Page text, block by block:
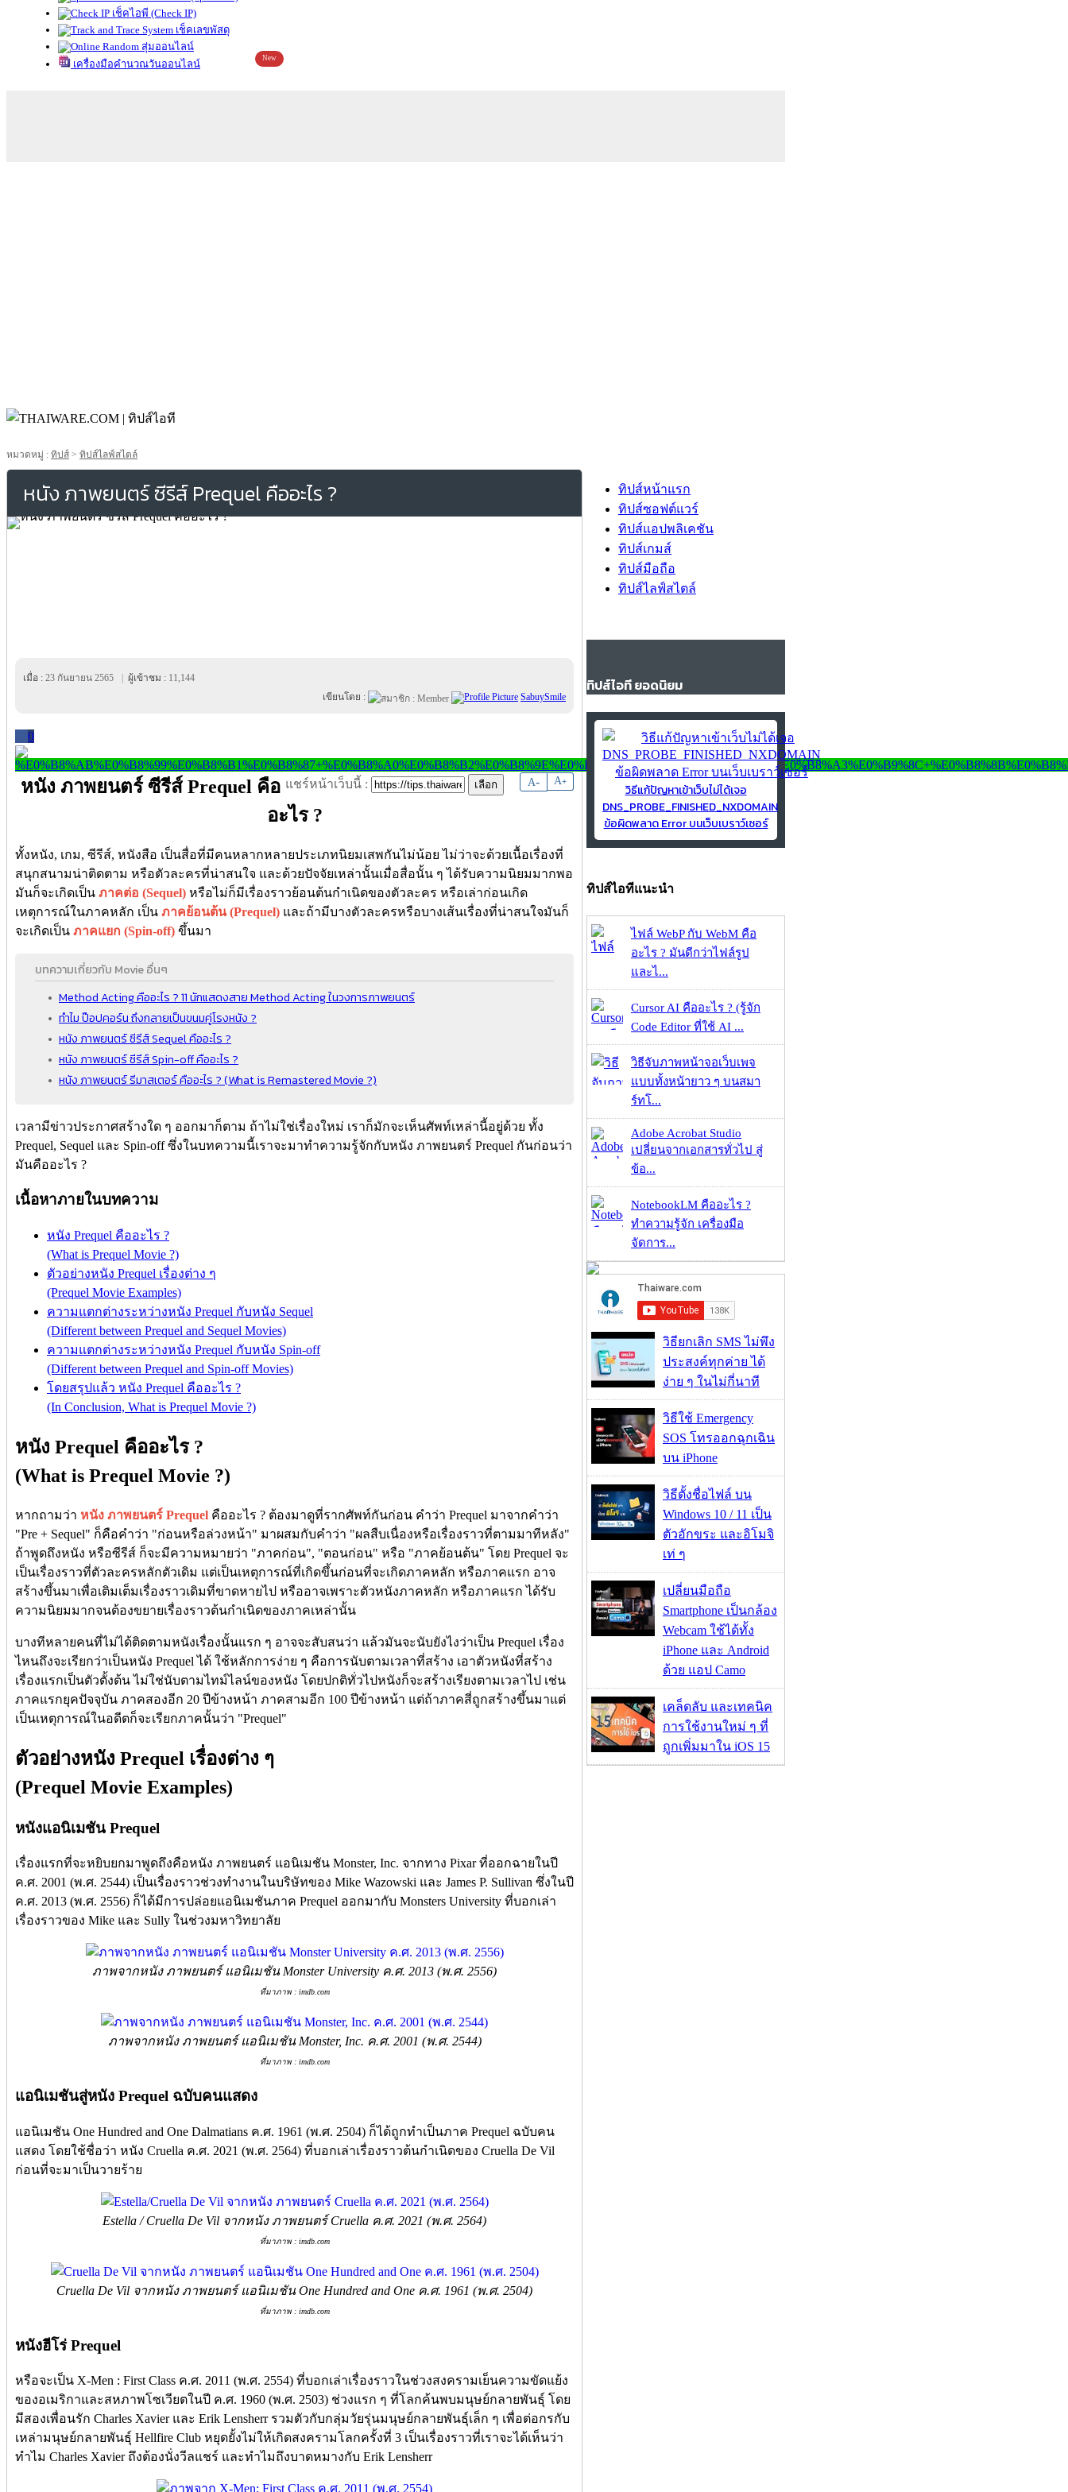
เช็คไอพี (Check IP)
เช็คเลขพัสดุ
สุ่มออนไลน์
เครื่องมือคำนวณวันออนไลน์
New
หมวดหมู่ : ทิปส์ > ทิปส์ไลฟ์สไตล์
หนัง ภาพยนตร์ ซีรีส์ Prequel คืออะไร ?
เมื่อ : 23 กันยายน 2565 ผู้เข้าชม : 11,144
เขียนโดย :
SabuySmile
0
A- A+
แชร์หน้าเว็บนี้ :
หนัง ภาพยนตร์ ซีรีส์ Prequel คือ
อะไร ?
ทั้งหนัง, เกม, ซีรีส์, หนังสือ เป็นสื่อที่มีคนหลากหลายประเภทนิยมเสพกันไม่น้อย ไม่ว่าจะด้วยเนื้อเรื่องที่
สนุกสนามน่าติดตาม หรือตัวละครที่น่าสนใจ และด้วยปัจจัยเหล่านั้นเมื่อสื่อนั้น ๆ ได้รับความนิยมมากพอ
มันก็จะเกิดเป็น ภาคต่อ (Sequel) หรือไม่ก็มีเรื่องราวย้อนต้นกำเนิดของตัวละคร หรือเล่าก่อนเกิด
เหตุการณ์ในภาคหลัก เป็น ภาคย้อนต้น (Prequel) และถ้ามีบางตัวละครหรือบางเส้นเรื่องที่น่าสนใจมันก็
จะเกิดเป็น ภาคแยก (Spin-off) ขึ้นมา
บทความเกี่ยวกับ Movie อื่นๆ
Method Acting คืออะไร ? 11 นักแสดงสาย Method Acting ในวงการภาพยนตร์
ทำไม ป๊อปคอร์น ถึงกลายเป็นขนมคู่โรงหนัง ?
หนัง ภาพยนตร์ ซีรีส์ Sequel คืออะไร ?
หนัง ภาพยนตร์ ซีรีส์ Spin-off คืออะไร ?
หนัง ภาพยนตร์ รีมาสเตอร์ คืออะไร ? (What is Remastered Movie ?)
เวลามีข่าวประกาศสร้างใด ๆ ออกมาก็ตาม ถ้าไม่ใช่เรื่องใหม่ เราก็มักจะเห็นศัพท์เหล่านี้อยู่ด้วย ทั้ง
Prequel, Sequel และ Spin-off ซึ่งในบทความนี้เราจะมาทำความรู้จักกับหนัง ภาพยนตร์ Prequel กันก่อนว่า
มันคืออะไร ?
เนื้อหาภายในบทความ
หนัง Prequel คืออะไร ?
(What is Prequel Movie ?)
ตัวอย่างหนัง Prequel เรื่องต่าง ๆ
(Prequel Movie Examples)
ความแตกต่างระหว่างหนัง Prequel กับหนัง Sequel
(Different between Prequel and Sequel Movies)
ความแตกต่างระหว่างหนัง Prequel กับหนัง Spin-off
(Different between Prequel and Spin-off Movies)
โดยสรุปแล้ว หนัง Prequel คืออะไร ?
(In Conclusion, What is Prequel Movie ?)
หนัง Prequel คืออะไร ?
(What is Prequel Movie ?)
หากถามว่า หนัง ภาพยนตร์ Prequel คืออะไร ? ต้องมาดูที่รากศัพท์กันก่อน คำว่า Prequel มาจากคำว่า
"Pre + Sequel" ก็คือคำว่า "ก่อนหรือล่วงหน้า" มาผสมกับคำว่า "ผลสืบเนื่องหรือเรื่องราวที่ตามมาทีหลัง"
ถ้าพูดถึงหนัง หรือซีรีส์ ก็จะมีความหมายว่า "ภาคก่อน", "ตอนก่อน" หรือ "ภาคย้อนต้น" โดย Prequel จะ
เป็นเรื่องราวที่ตัวละครหลักตัวเดิม แต่เป็นเหตุการณ์ที่เกิดขึ้นก่อนที่จะเกิดภาคหลัก หรือภาคแรก อาจ
สร้างขึ้นมาเพื่อเติมเต็มเรื่องราวเดิมที่ขาดหายไป หรืออาจเพราะตัวหนังภาคหลัก หรือภาคแรก ได้รับ
ความนิยมมากจนต้องขยายเรื่องราวต้นกำเนิดของภาคเหล่านั้น
บางทีหลายคนที่ไม่ได้ติดตามหนังเรื่องนั้นแรก ๆ อาจจะสับสนว่า แล้วมันจะนับยังไงว่าเป็น Prequel เรื่อง
ไหนถึงจะเรียกว่าเป็นหนัง Prequel ได้ ใช้หลักการง่าย ๆ คือการนับตามเวลาที่สร้าง เอาตัวหนังที่สร้าง
เรื่องแรกเป็นตัวตั้งต้น ไม่ใช่นับตามไทม์ไลน์ของหนัง โดยปกติทั่วไปหนังก็จะสร้างเรียงตามเวลาไป เช่น
ภาคแรกยุคปัจจุบัน ภาคสองอีก 20 ปีข้างหน้า ภาคสามอีก 100 ปีข้างหน้า แต่ถ้าภาคสี่ถูกสร้างขึ้นมาแต่
เป็นเหตุการณ์ในอดีตก็จะเรียกภาคนั้นว่า "Prequel"
ตัวอย่างหนัง Prequel เรื่องต่าง ๆ
(Prequel Movie Examples)
หนังแอนิเมชัน Prequel
เรื่องแรกที่จะหยิบยกมาพูดถึงคือหนัง ภาพยนตร์ แอนิเมชัน Monster, Inc. จากทาง Pixar ที่ออกฉายในปี
ค.ศ. 2001 (พ.ศ. 2544) เป็นเรื่องราวช่วงทำงานในบริษัทของ Mike Wazowski และ James P. Sullivan ซึ่งในปี
ค.ศ. 2013 (พ.ศ. 2556) ก็ได้มีการปล่อยแอนิเมชันภาค Prequel ออกมากับ Monsters University ที่บอกเล่า
เรื่องราวของ Mike และ Sully ในช่วงมหาวิทยาลัย
ภาพจากหนัง ภาพยนตร์ แอนิเมชัน Monster University ค.ศ. 2013 (พ.ศ. 2556)
ที่มาภาพ : imdb.com
ภาพจากหนัง ภาพยนตร์ แอนิเมชัน Monster, Inc. ค.ศ. 2001 (พ.ศ. 2544)
ที่มาภาพ : imdb.com
แอนิเมชันสู่หนัง Prequel ฉบับคนแสดง
แอนิเมชัน One Hundred and One Dalmatians ค.ศ. 1961 (พ.ศ. 2504) ก็ได้ถูกทำเป็นภาค Prequel ฉบับคน
แสดง โดยใช้ชื่อว่า หนัง Cruella ค.ศ. 2021 (พ.ศ. 2564) ที่บอกเล่าเรื่องราวต้นกำเนิดของ Cruella De Vil
ก่อนที่จะมาเป็นวายร้าย
Estella / Cruella De Vil จากหนัง ภาพยนตร์ Cruella ค.ศ. 2021 (พ.ศ. 2564)
ที่มาภาพ : imdb.com
Cruella De Vil จากหนัง ภาพยนตร์ แอนิเมชัน One Hundred and One ค.ศ. 1961 (พ.ศ. 2504)
ที่มาภาพ : imdb.com
หนังฮีโร่ Prequel
หรือจะเป็น X-Men : First Class ค.ศ. 2011 (พ.ศ. 2554) ที่บอกเล่าเรื่องราวในช่วงสงครามเย็นความขัดแย้ง
ของอเมริกาและสหภาพโซเวียตในปี ค.ศ. 1960 (พ.ศ. 2503) ช่วงแรก ๆ ที่โลกค้นพบมนุษย์กลายพันธุ์ โดย
มีสองเพื่อนรัก Charles Xavier และ Erik Lensherr รวมตัวกับกลุ่มวัยรุ่นมนุษย์กลายพันธุ์เล็ก ๆ เพื่อต่อกรกับ
เหล่ามนุษย์กลายพันธุ์ Hellfire Club หยุดยั้งไม่ให้เกิดสงครามโลกครั้งที่ 3 เป็นเรื่องราวที่เราจะได้เห็นว่า
ทำไม Charles Xavier ถึงต้องนั่งวีลแชร์ และทำไมถึงบาดหมางกับ Erik Lensherr
ทิปส์หน้าแรก
ทิปส์ซอฟต์แวร์
ทิปส์แอปพลิเคชัน
ทิปส์เกมส์
ทิปส์มือถือ
ทิปส์ไลฟ์สไตล์
ทิปส์ไอที ยอดนิยม
วิธีแก้ปัญหาเข้าเว็บไม่ได้เจอ
DNS_PROBE_FINISHED_NXDOMAIN
ข้อผิดพลาด Error บนเว็บเบราว์เซอร์
ทิปส์ไอทีแนะนำ
ไฟล์ WebP กับ WebM คือ
อะไร ? มันดีกว่าไฟล์รูป
และไ...
Cursor AI คืออะไร ? (รู้จัก
Code Editor ที่ใช้ AI ...
วิธีจับภาพหน้าจอเว็บเพจ
แบบทั้งหน้ายาว ๆ บนสมา
ร์ทโ...
Adobe Acrobat Studio
เปลี่ยนจากเอกสารทั่วไป สู่
ข้อ...
NotebookLM คืออะไร ?
ทำความรู้จัก เครื่องมือ
จัดการ...
วิธียกเลิก SMS ไม่พึง
ประสงค์ทุกค่าย ได้
ง่าย ๆ ในไม่กี่นาที
วิธีใช้ Emergency
SOS โทรออกฉุกเฉิน
บน iPhone
วิธีตั้งชื่อไฟล์ บน
Windows 10 / 11 เป็น
ตัวอักขระ และอิโมจิ
เท่ ๆ
เปลี่ยนมือถือ
Smartphone เป็นกล้อง
Webcam ใช้ได้ทั้ง
iPhone และ Android
ด้วย แอป Camo
เคล็ดลับ และเทคนิค
การใช้งานใหม่ ๆ ที่
ถูกเพิ่มมาใน iOS 15